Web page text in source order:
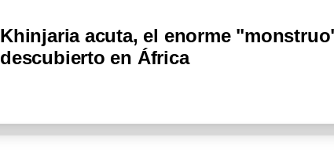
Khinjaria acuta, el enorme
descubierto en África